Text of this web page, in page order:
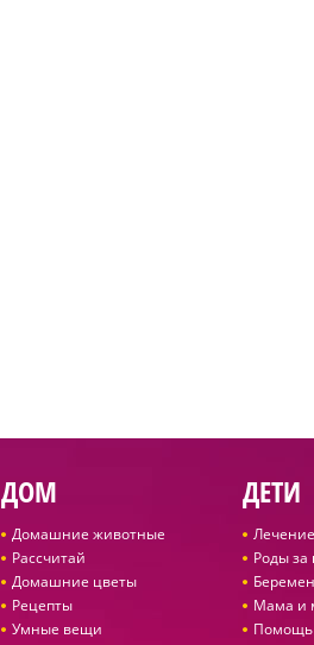
ДОМ
Домашние животные
Рассчитай
Домашние цветы
Рецепты
Умные вещи
ДЕТИ
Роды за
Мама и
Помощь